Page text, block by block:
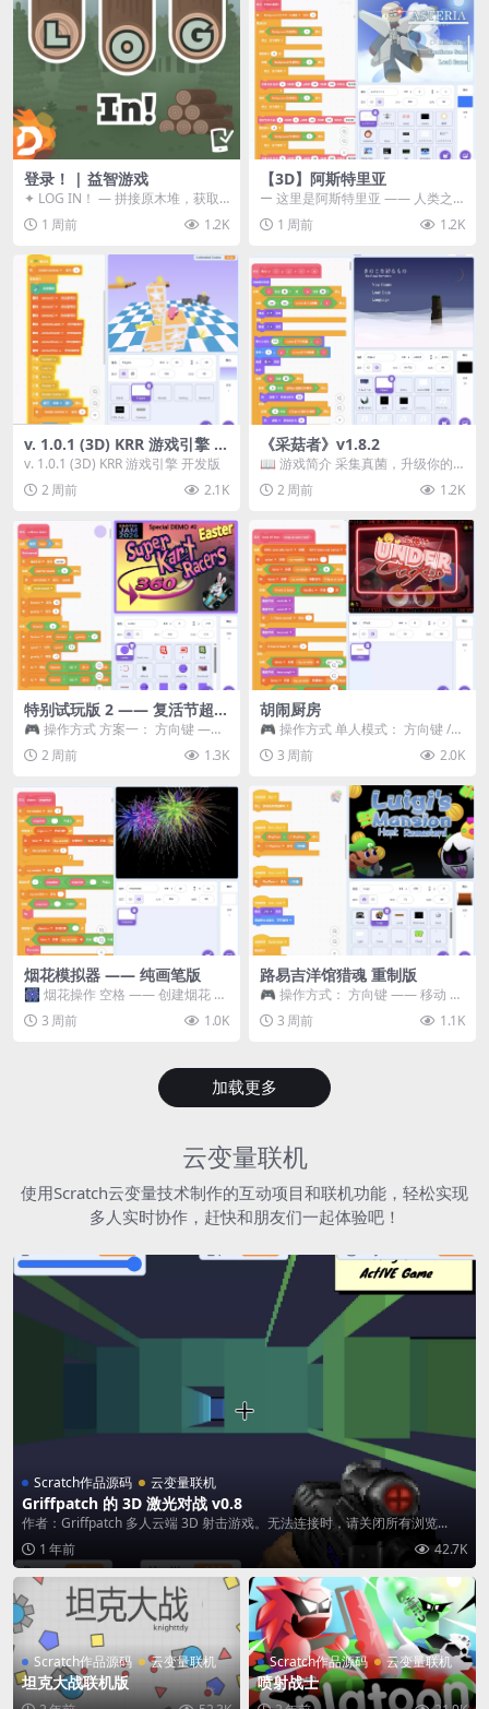
登录！ | 益智游戏
✦ LOG IN！ — 拼接原木堆，获取
分数！ ᑕ☲◎ ᑕ☲◎ ᑕ☲◎ ᑕ☲◎ ...
1 周前 1.2K
【3D】阿斯特里亚
ー 这里是阿斯特里亚 —— 人类之
罪与未来希望交汇之地 📖 游戏简
介 《阿斯特里...
1 周前 1.2K
v. 1.0.1 (3D) KRR 游戏引擎 开
发版
v. 1.0.1 (3D) KRR 游戏引擎 开发版
2 周前
2.1K
《采菇者》v1.8.2
📖 游戏简介 采集真菌，升级你的
机体，并前往未知领域探索。 这是
一款静谧的探索冒...
2 周前 1.2K
特别试玩版 2 —— 复活节超级
卡丁车赛
🎮 操作方式 方案一： 方向键 ——
移动 Z —— 跳跃 / 漂移 方案二： ...
2 周前 1.3K
胡闹厨房
🎮 操作方式 单人模式： 方向键 /
WASD —— 移动 Z / K —— 抓...
3 周前 2.0K
烟花模拟器 —— 纯画笔版
🎆 烟花操作 空格 —— 创建烟花 1
~ 3 —— 切换烟花类型 普通烟花
嘶...3 周前 1.0K
路易吉洋馆猎魂 重制版
🎮 操作方式： 方向键 —— 移动 &
跳跃 空格 —— 打开宝箱 将你...
3 周前 1.1K
加载更多
云变量联机
使用Scratch云变量技术制作的互动项目和联机功能，轻松实现
多人实时协作，赶快和朋友们一起体验吧！
Scratch作品源码 云变量联机
Griffpatch 的 3D 激光对战 v0.8
作者：Griffpatch 多人云端 3D 射击游戏。无法连接时，请关闭所有浏览...
1 年前
42.7K
Scratch作品源码 云变量联机
坦克大战联机版
Scratch作品源码 云变量联机
喷射战士